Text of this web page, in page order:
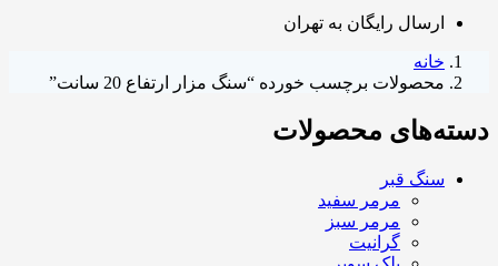
ارسال رایگان به تهران
خانه
محصولات برچسب خورده “سنگ مزار ارتفاع 20 سانت”
دسته‌های محصولات
سنگ قبر
مرمر سفید
مرمر سبز
گرانیت